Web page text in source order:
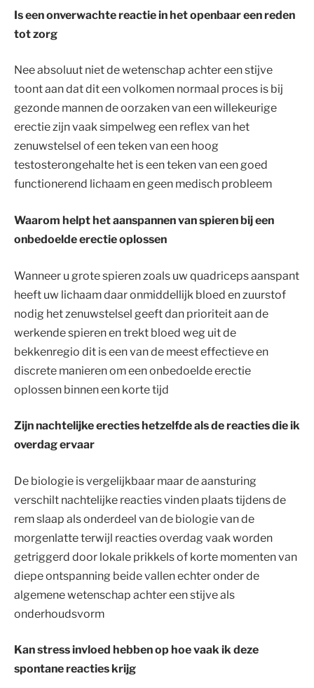
Is een onverwachte reactie in het openbaar een reden
tot zorg
Nee absoluut niet de wetenschap achter een stijve
toont aan dat dit een volkomen normaal proces is bij
gezonde mannen de oorzaken van een willekeurige
erectie zijn vaak simpelweg een reflex van het
zenuwstelsel of een teken van een hoog
testosterongehalte het is een teken van een goed
functionerend lichaam en geen medisch probleem
Waarom helpt het aanspannen van spieren bij een
onbedoelde erectie oplossen
Wanneer u grote spieren zoals uw quadriceps aanspant
heeft uw lichaam daar onmiddellijk bloed en zuurstof
nodig het zenuwstelsel geeft dan prioriteit aan de
werkende spieren en trekt bloed weg uit de
bekkenregio dit is een van de meest effectieve en
discrete manieren om een onbedoelde erectie
oplossen binnen een korte tijd
Zijn nachtelijke erecties hetzelfde als de reacties die ik
overdag ervaar
De biologie is vergelijkbaar maar de aansturing
verschilt nachtelijke reacties vinden plaats tijdens de
rem slaap als onderdeel van de biologie van de
morgenlatte terwijl reacties overdag vaak worden
getriggerd door lokale prikkels of korte momenten van
diepe ontspanning beide vallen echter onder de
algemene wetenschap achter een stijve als
onderhoudsvorm
Kan stress invloed hebben op hoe vaak ik deze
spontane reacties krijg